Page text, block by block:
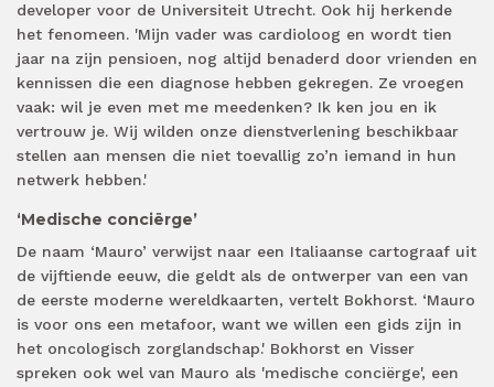
developer voor de Universiteit Utrecht. Ook hij herkende
het fenomeen. 'Mijn vader was cardioloog en wordt tien
jaar na zijn pensioen, nog altijd benaderd door vrienden en
kennissen die een diagnose hebben gekregen. Ze vroegen
vaak: wil je even met me meedenken? Ik ken jou en ik
vertrouw je. Wij wilden onze dienstverlening beschikbaar
stellen aan mensen die niet toevallig zo’n iemand in hun
netwerk hebben.'
‘Medische conciërge’
De naam ‘Mauro’ verwijst naar een Italiaanse cartograaf uit
de vijftiende eeuw, die geldt als de ontwerper van een van
de eerste moderne wereldkaarten, vertelt Bokhorst. ‘Mauro
is voor ons een metafoor, want we willen een gids zijn in
het oncologisch zorglandschap.' Bokhorst en Visser
spreken ook wel van Mauro als 'medische conciërge', een